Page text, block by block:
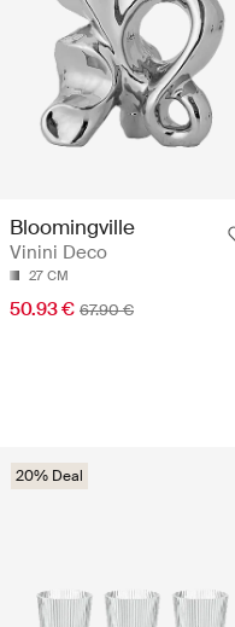
Bloomingville
Vinini Deco
27 CM
50.93 € 67.90 €
20% Deal